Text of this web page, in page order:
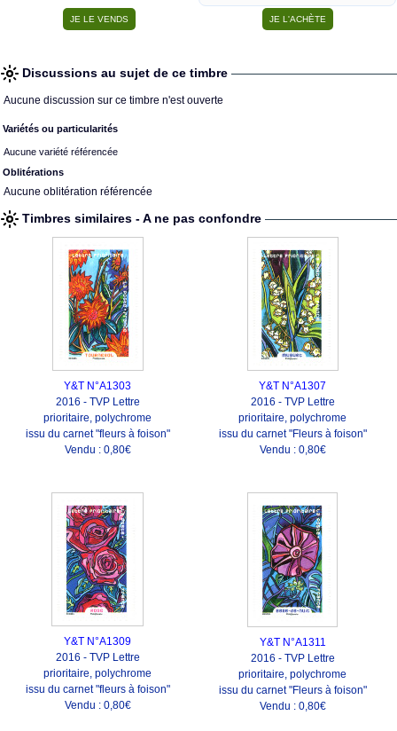
Discussions au sujet de ce timbre
Aucune discussion sur ce timbre n'est ouverte
Variétés ou particularités
Aucune variété référencée
Oblitérations
Aucune oblitération référencée
Timbres similaires - A ne pas confondre
Y&T N°A1303
2016 - TVP Lettre
prioritaire, polychrome
issu du carnet "fleurs à foison"
Vendu : 0,80€
Y&T N°A1307
2016 - TVP Lettre
prioritaire, polychrome
issu du carnet "Fleurs à foison"
Vendu : 0,80€
Y&T N°A1309
2016 - TVP Lettre
prioritaire, polychrome
issu du carnet "fleurs à foison"
Vendu : 0,80€
Y&T N°A1311
2016 - TVP Lettre
prioritaire, polychrome
issu du carnet "Fleurs à foison"
Vendu : 0,80€